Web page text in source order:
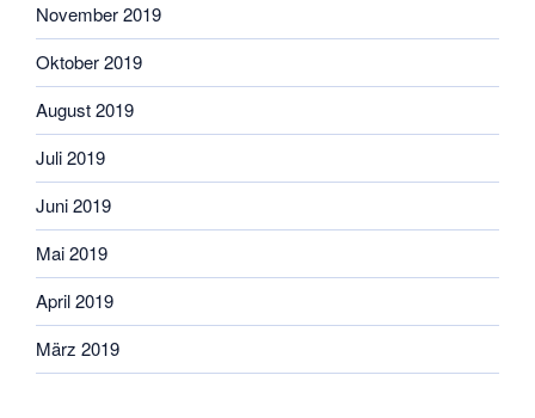
November 2019
Oktober 2019
August 2019
Juli 2019
Juni 2019
Mai 2019
April 2019
März 2019